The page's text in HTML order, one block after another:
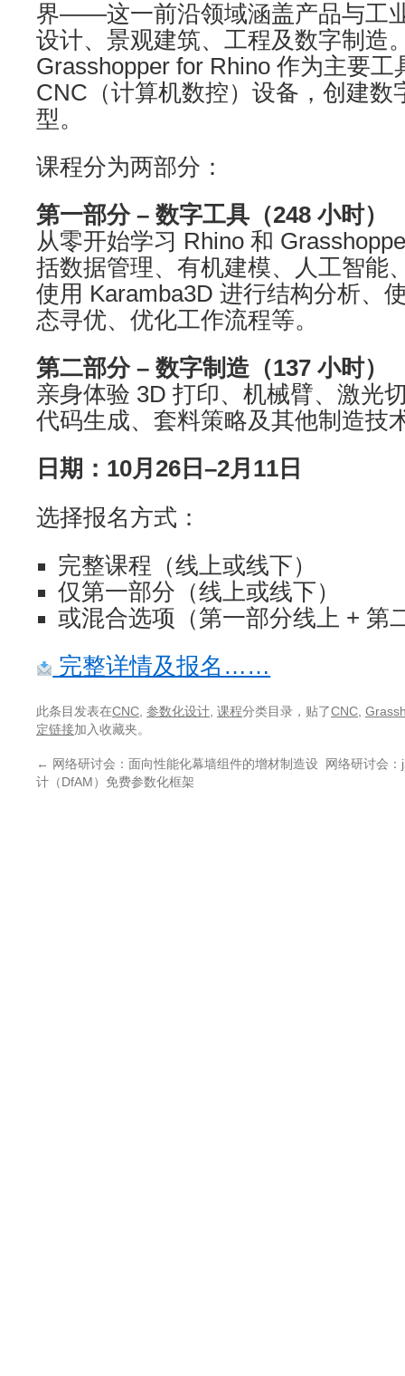
界——这一前沿领域涵盖产品与工
设计、景观建筑、工程及数字制造
Grasshopper for Rhino 作为主要工
CNC（计算机数控）设备，创建数
型。
课程分为两部分：
第一部分 – 数字工具（248 小时）
从零开始学习 Rhino 和
括数据管理、有机建模、人工智能
使用 Karamba3D 进行结构分析、
态寻优、优化工作流程等。
第二部分 – 数字制造（137 小时）
亲身体验 3D 打印、机械臂、激光
代码生成、套料策略及其他制造技
日期：10月26日–2月11日
选择报名方式：
完整课程（线上或线下）
仅第一部分（线上或线下）
或混合选项（第一部分线上 + 第
完整详情及报名……
此条目发表在CNC 参数化设计 课程分类目录，贴了CNC
定链接加入收藏夹。
← 网络研讨会：面向性能化幕墙组件的增材制造设
计（DfAM）免费参数化框架
网络研讨会